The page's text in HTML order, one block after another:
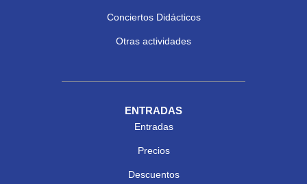
Conciertos Didácticos
Otras actividades
ENTRADAS
Entradas
Precios
Descuentos